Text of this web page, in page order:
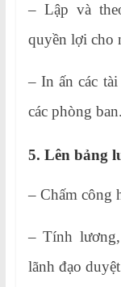
– Lập và
quyền lợi cho
– In ấn các
các phòng ban.
5. Lên bảng
– Chấm công
– Tính
lãnh đạo